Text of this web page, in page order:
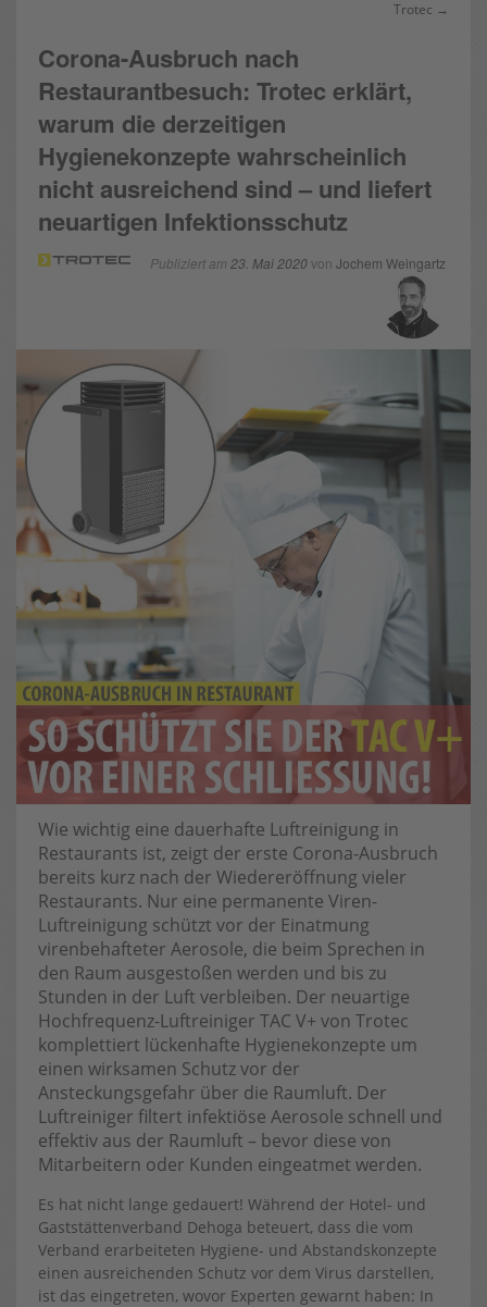
Trotec →
Corona-Ausbruch nach
Restaurantbesuch: Trotec erklärt,
warum die derzeitigen
Hygienekonzepte wahrscheinlich
nicht ausreichend sind – und liefert
neuartigen Infektionsschutz
Publiziert am 23. Mai 2020von Jochem Weingartz
Wie wichtig eine dauerhafte Luftreinigung in
Restaurants ist, zeigt der erste Corona-Ausbruch
bereits kurz nach der Wiedereröffnung vieler
Restaurants. Nur eine permanente Viren-
Luftreinigung schützt vor der Einatmung
virenbehafteter Aerosole, die beim Sprechen in
den Raum ausgestoßen werden und bis zu
Stunden in der Luft verbleiben. Der neuartige
Hochfrequenz-Luftreiniger TAC V+ von Trotec
komplettiert lückenhafte Hygienekonzepte um
einen wirksamen Schutz vor der
Ansteckungsgefahr über die Raumluft. Der
Luftreiniger filtert infektiöse Aerosole schnell und
effektiv aus der Raumluft – bevor diese von
Mitarbeitern oder Kunden eingeatmet werden.
Es hat nicht lange gedauert! Während der Hotel- und
Gaststättenverband Dehoga beteuert, dass die vom
Verband erarbeiteten Hygiene- und Abstandskonzepte
einen ausreichenden Schutz vor dem Virus darstellen,
ist das eingetreten, wovor Experten gewarnt haben: In